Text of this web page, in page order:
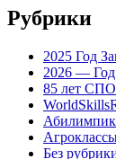
Рубрики
2025 Год
2026 — Год
85 лет
Без